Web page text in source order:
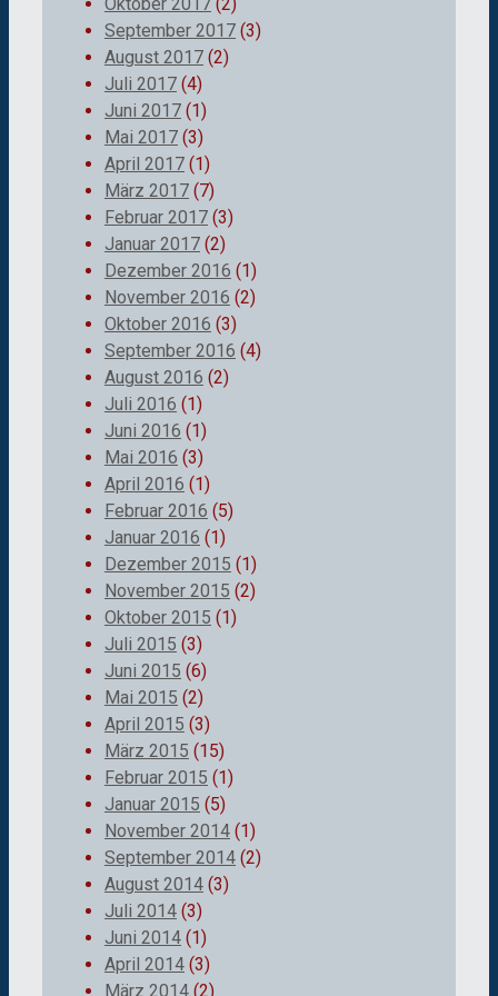
September 2017 (3)
August 2017 (2)
Juli 2017 (4)
Juni 2017 (1)
Mai 2017 (3)
April 2017 (1)
März 2017 (7)
Februar 2017 (3)
Januar 2017 (2)
Dezember 2016 (1)
November 2016 (2)
Oktober 2016 (3)
September 2016 (4)
August 2016 (2)
Juli 2016 (1)
Juni 2016 (1)
Mai 2016 (3)
April 2016 (1)
Februar 2016 (5)
Januar 2016 (1)
Dezember 2015 (1)
November 2015 (2)
Oktober 2015 (1)
Juli 2015 (3)
Juni 2015 (6)
Mai 2015 (2)
April 2015 (3)
März 2015 (15)
Februar 2015 (1)
Januar 2015 (5)
November 2014 (1)
September 2014 (2)
August 2014 (3)
Juli 2014 (3)
Juni 2014 (1)
April 2014 (3)
März 2014 (2)